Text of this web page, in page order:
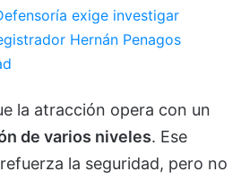
exige investigar
Hernán Penagos
la atracción opera con un
de varios niveles. Ese
la seguridad, pero no